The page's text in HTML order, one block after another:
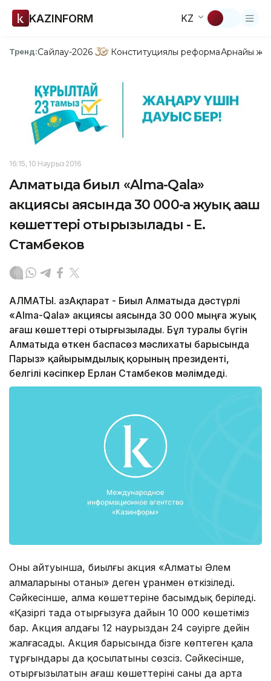
KAZINFORM KZ
Тренд:Сайлау-2026 Конституциялық реформаАрнайы
16:15, 10 Наурыз 2016
Алматыда биыл «Alma-Qala»
акциясы аясында 30 000-ға жуық ағаш
көшеттері отырғызылады - Е.
Стамбеков
АЛМАТЫ. ҚазАқпарат - Биыл Алматыда дәстүрлі
«Alma-Qala» акциясы аясында 30 000 мыңға жуық
ағаш көшеттері отырғызылады. Бұл туралы бүгін
Алматыда өткен баспасөз мәслихаты барысында
Парыз» қайырымдылық қорының президенті,
белгілі кәсіпкер Ерлан Стамбеков мәлімдеді.
Оның айтуынша, биылғы акция «Алматы Әлем
алмаларының отаны» деген ұранмен өткізіледі.
Сәйкесінше, алма көшеттеріне басымдық беріледі.
«Қазіргі таңда отырғызуға дайын 10 000 көшетіміз
бар. Акция алдағы 12 наурыздан 24 сәуірге дейін
жалғасады. Акция барысында бізге көптеген қала
тұрғындары да қосылатыны сөзсіз. Сәйкесінше,
отырғызылатын ағаш көшеттерінің саны да арта